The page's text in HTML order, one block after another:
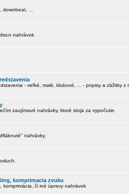
downbeat, ...
nahrávok
- veľké, malé, klubové, ... - popisy a zážitky z
zaujímavé nahrávky, ktoré stoja za vypočutie.
nahrávky.
komprimacia zvuku
komprimácia, či iné úpravy nahrávok